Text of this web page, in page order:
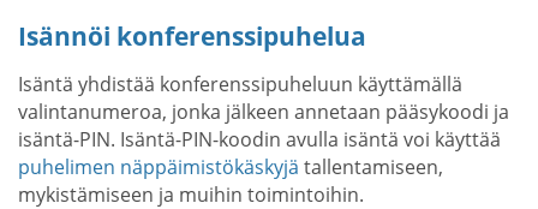
Isännöi konferenssipuhelua
Isäntä yhdistää konferenssipuheluun käyttämällä
valintanumeroa, jonka jälkeen annetaan pääsykoodi ja
isäntä-PIN. Isäntä-PIN-koodin avulla isäntä voi käyttää
puhelimen näppäimistökäskyjä tallentamiseen,
mykistämiseen ja muihin toimintoihin.